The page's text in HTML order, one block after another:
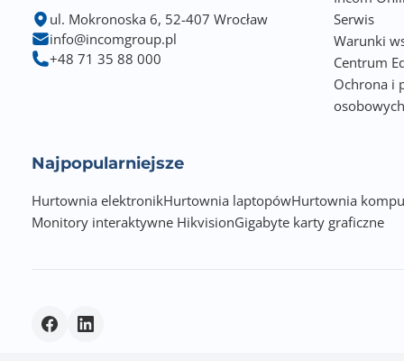
ul. Mokronoska 6, 52-407 Wrocław
info@incomgroup.pl
+48 71 35 88 000
Serwis
Warunki
Centrum
Ochrona i
osobowych
Najpopularniejsze
Hurtownia elektronikHurtownia laptopówHurtownia
Monitory interaktywne HikvisionGigabyte karty graficzne